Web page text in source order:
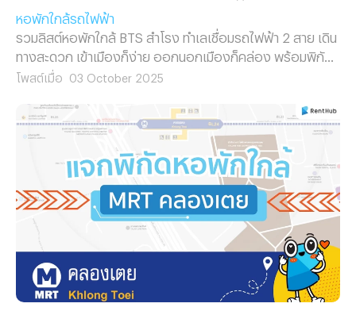
หอพักใกล้รถไฟฟ้า
รวมลิสต์หอพักใกล้ BTS สำโรง ทำเลเชื่อมรถไฟฟ้า 2 สาย เดิน
ทางสะดวก เข้าเมืองก็ง่าย ออกนอกเมืองก็คล่อง พร้อมพิกัด
หอน่าอยู่ในระยะเดินถึงสถานี
โพสต์เมื่อ 03 October 2025